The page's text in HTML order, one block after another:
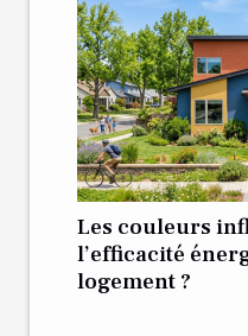
Les couleurs
l’efficacité
logement ?